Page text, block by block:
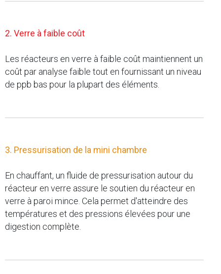
2. Verre à faible coût
Les réacteurs en verre à faible coût maintiennent un
coût par analyse faible tout en fournissant un niveau
de ppb bas pour la plupart des éléments.
3. Pressurisation de la mini chambre
En chauffant, un fluide de pressurisation autour du
réacteur en verre assure le soutien du réacteur en
verre à paroi mince. Cela permet d'atteindre des
températures et des pressions élevées pour une
digestion complète.